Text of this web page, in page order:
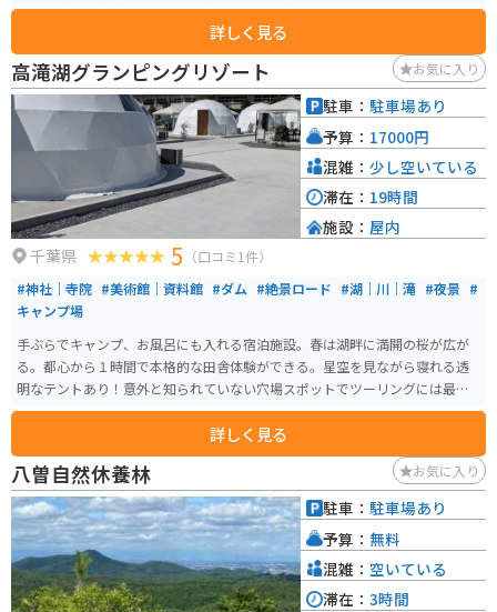
周りを歩ける歩道もあるので、歩いて周りを1週することもできます。
詳しく見る
高滝湖グランピングリゾート お気に入り
千葉県 5 （口コミ1件）
#神社｜寺院 #美術館｜資料館 #ダム #絶景ロード #湖｜川｜滝 #夜景 #
キャンプ場
手ぶらでキャンプ、お風呂にも入れる宿泊施設。春は湖畔に満開の桜が広が
る。都心から１時間で本格的な田舎体験ができる。星空を見ながら寝れる透
明なテントあり！意外と知られていない穴場スポットでツーリングには最高
のスポット。
詳しく見る
駐車： 駐車場あり
予算： 17000円
混雑： 少し空いている
滞在： 19時間
施設： 屋内
八曽自然休養林 お気に入り
駐車： 駐車場あり
予算： 無料
混雑： 空いている
滞在： 3時間